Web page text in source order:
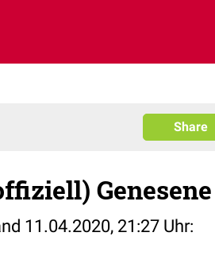
Share
Genesene
11.04.2020, 21:27 Uhr: